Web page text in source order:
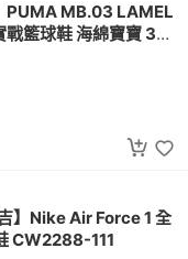
PUMA MB.03 LAMEL
籃球鞋 海綿寶寶 379
吉】Nike Air Force 1 全
男鞋 CW2288-111